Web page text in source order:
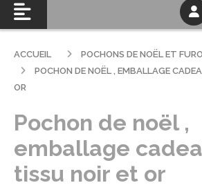
ACCUEIL
POCHONS DE NOËL ET
POCHON DE NOËL , EMBALLAGE
OR
Pochon de noël ,
emballage
tissu noir et or